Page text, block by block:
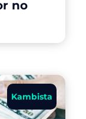
no
Kambista